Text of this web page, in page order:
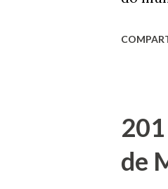
se
de